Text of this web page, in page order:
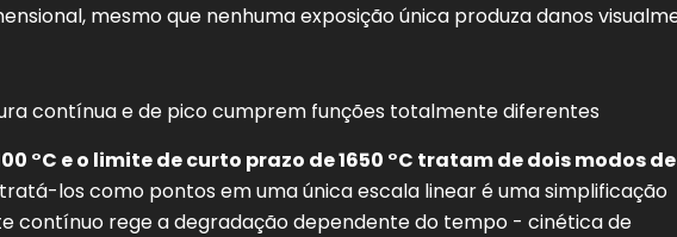
mesmo que nenhuma exposição única produza danos
contínua e de pico cumprem funções totalmente diferentes
°C e o limite de curto prazo de 1650 °C tratam de dois modos de
los como pontos em uma única escala linear é uma simplificação
contínuo rege a degradação dependente do tempo - cinética de